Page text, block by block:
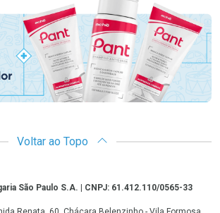
Voltar ao Topo
São Paulo S.A. | CNPJ: 61.412.110/0565-33